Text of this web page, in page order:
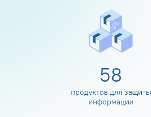
60
продуктов для защиты
информации